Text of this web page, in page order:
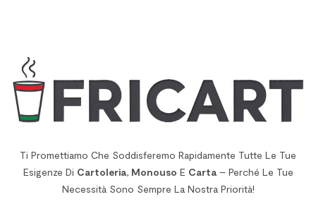
Ti Promettiamo Che Soddisferemo Rapidamente Tutte Le Tue
Esigenze Di Cartoleria, Monouso E Carta– Perché Le Tue
Necessità Sono Sempre La Nostra Priorità!